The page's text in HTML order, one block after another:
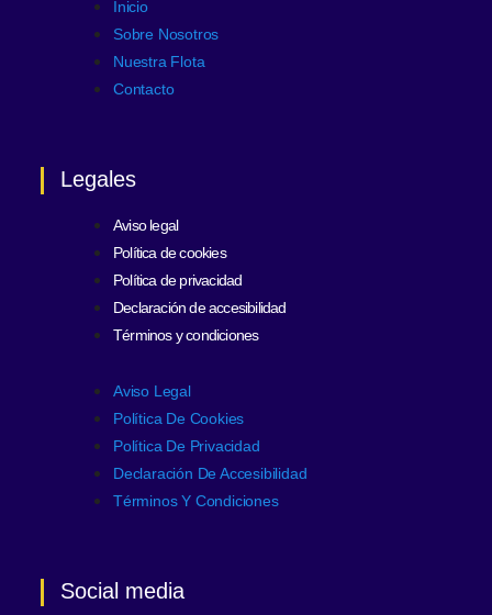
Inicio
Sobre Nosotros
Nuestra Flota
Contacto
Legales
Aviso legal
Política de cookies
Política de privacidad
Declaración de accesibilidad
Términos y condiciones
Aviso Legal
Política De Cookies
Política De Privacidad
Declaración De Accesibilidad
Términos Y Condiciones
Social media